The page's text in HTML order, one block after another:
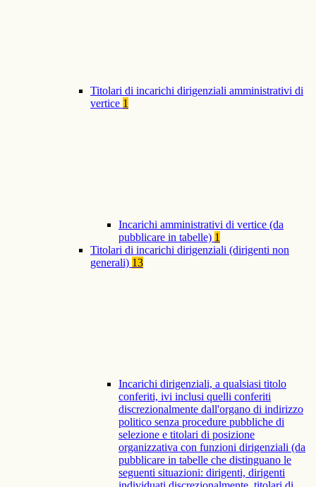
Titolari di incarichi dirigenziali amministrativi di
vertice 1
Incarichi amministrativi di vertice (da
pubblicare in tabelle) 1
Titolari di incarichi dirigenziali (dirigenti non
generali) 13
Incarichi dirigenziali, a qualsiasi titolo
conferiti, ivi inclusi quelli conferiti
discrezionalmente dall'organo di indirizzo
politico senza procedure pubbliche di
selezione e titolari di posizione
organizzativa con funzioni dirigenziali (da
pubblicare in tabelle che distinguano le
seguenti situazioni: dirigenti, dirigenti